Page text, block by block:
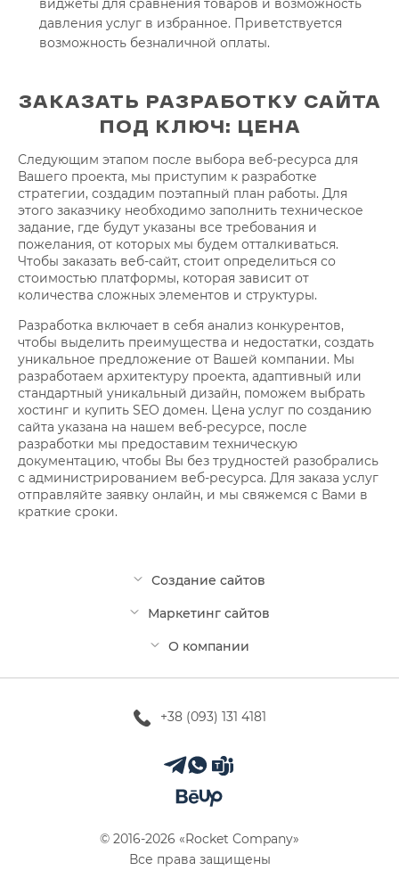
виджеты для сравнения товаров и возможность
давления услуг в избранное. Приветствуется
возможность безналичной оплаты.
ЗАКАЗАТЬ РАЗРАБОТКУ САЙТА
ПОД КЛЮЧ: ЦЕНА
Следующим этапом после выбора веб-ресурса для
Вашего проекта, мы приступим к разработке
стратегии, создадим поэтапный план работы. Для
этого заказчику необходимо заполнить техническое
задание, где будут указаны все требования и
пожелания, от которых мы будем отталкиваться.
Чтобы заказать веб-сайт, стоит определиться со
стоимостью платформы, которая зависит от
количества сложных элементов и структуры.
Разработка включает в себя анализ конкурентов,
чтобы выделить преимущества и недостатки, создать
уникальное предложение от Вашей компании. Мы
разработаем архитектуру проекта, адаптивный или
стандартный уникальный дизайн, поможем выбрать
хостинг и купить SEO домен. Цена услуг по созданию
сайта указана на нашем веб-ресурсе, после
разработки мы предоставим техническую
документацию, чтобы Вы без трудностей разобрались
с администрированием веб-ресурса. Для заказа услуг
отправляйте заявку онлайн, и мы свяжемся с Вами в
краткие сроки.
© 2016-2026 «Rocket Company»
Все права защищены
Создание сайтов
Маркетинг сайтов
О компании
+38 (093) 131 4181